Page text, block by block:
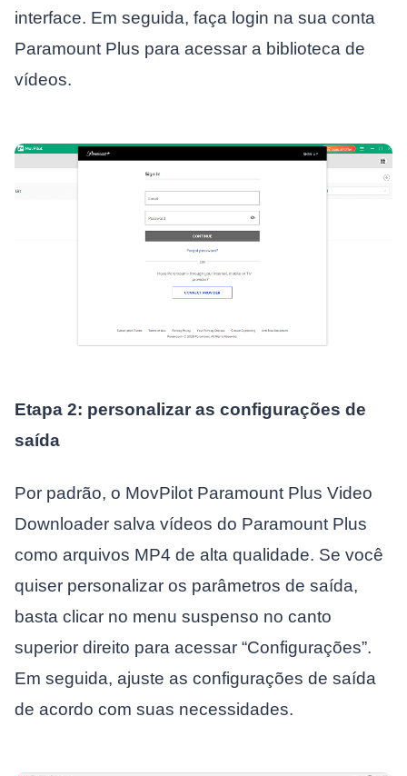
interface. Em seguida, faça login na sua conta
Paramount Plus para acessar a biblioteca de
vídeos.
Etapa 2: personalizar as configurações de
saída
Por padrão, o MovPilot Paramount Plus Video
Downloader salva vídeos do Paramount Plus
como arquivos MP4 de alta qualidade. Se você
quiser personalizar os parâmetros de saída,
basta clicar no menu suspenso no canto
superior direito para acessar “Configurações”.
Em seguida, ajuste as configurações de saída
de acordo com suas necessidades.